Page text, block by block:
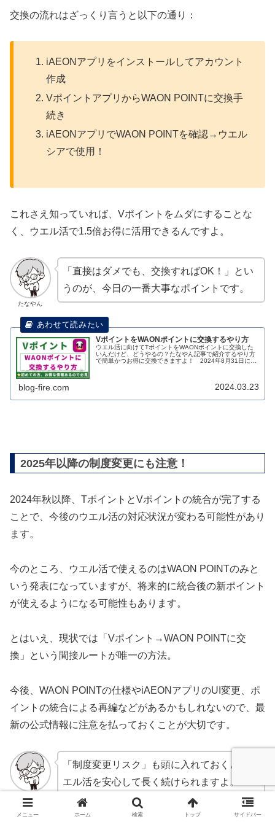
交換の流れはざっくり言うと以下の通り：
iAEONアプリをインストールしてアカウント
作成
VポイントアプリからWAON POINTに交換手
続き
iAEONアプリでWAON POINTを確認→ウエル
シアで使用！
これさえ知っていれば、Vポイントをムダにすることな
く、ウエル活で1.5倍お得に活用できるんですよ。
たなやん
「直接はダメでも、交換すればOK！」とい
うのが、今日の一番大事なポイントです。
VポイントをWAONポイントに交換するやり方
ウエル活に向けてTポイントをWAONポイントに交換した
いんだけど、どうやるの？たなやん記事で紹介するやり方
で簡単かつお得に交換できますよ！ 2024年8月31日にV
blog-fire.com 2024.03.23
2025年以降の制度変更にも注意！
2024年秋以降、TポイントとVポイントの統合が完了する
ことで、今後のウエル活の対応状況が変わる可能性があり
ます。
今のところ、ウエル活で使えるのはWAON POINTのみと
いう発表になっていますが、将来的に統合後の新ポイント
が使えるようになる可能性もあります。
とはいえ、現状では「Vポイント→WAON POINTに交
換」という間接ルートが唯一の方法。
今後、WAON POINTの仕様やiAEONアプリのUI変更、ポ
イントの統合による再編などがあるかもしれないので、最
新の公式情報に注意を払っておくことが大切です。
たなやん
「制度変更リスク」も頭に入れておくと、ウ
エル活を安心して長く続けられますよ。
メニュー ホーム 検索 トップ サイドバー